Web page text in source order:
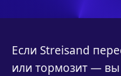
Если Streisand
или тормозит —